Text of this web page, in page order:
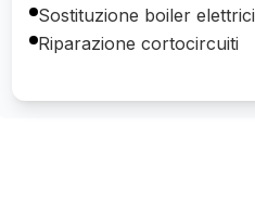
Sostituzione boiler elettrici
Riparazione cortocircuiti